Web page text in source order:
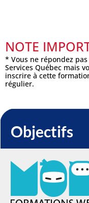
NOTE
* Vous ne répondez
Services Québec mais
inscrire à cette
régulier.
Objectifs